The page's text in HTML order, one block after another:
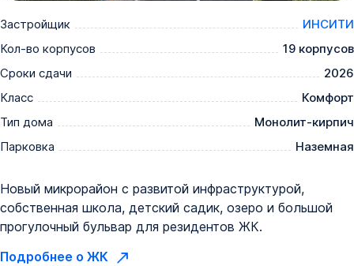
Застройщик
ИНСИТИ
Кол-во корпусов
19 корпусов
Сроки сдачи
2026
Класс
Комфорт
Тип дома
Монолит-кирпич
Парковка
Наземная
Новый микрорайон с развитой инфраструктурой,
собственная школа, детский садик, озеро и большой
прогулочный бульвар для резидентов ЖК.
Подробнее о ЖК